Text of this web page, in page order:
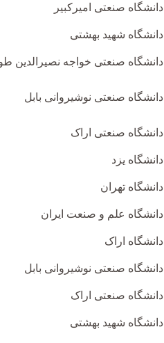
دانشگاه صنعتی امیرکبیر
دانشگاه شهید بهشتی
دانشگاه صنعتی خواجه نصیرالدین
دانشگاه صنعتی نوشیروانی بابل
دانشگاه صنعتی اراک
دانشگاه یزد
دانشگاه تهران
دانشگاه علم و صنعت ایران
دانشگاه اراک
دانشگاه صنعتی نوشیروانی بابل
دانشگاه صنعتی اراک
دانشگاه شهید بهشتی